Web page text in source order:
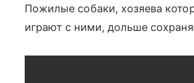
Пожилые собаки, хозяева
играют с ними, дольше